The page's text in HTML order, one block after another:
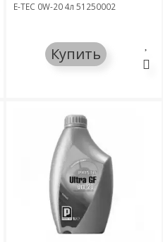
E-TEC 0W-20 4л 51250002
Купить